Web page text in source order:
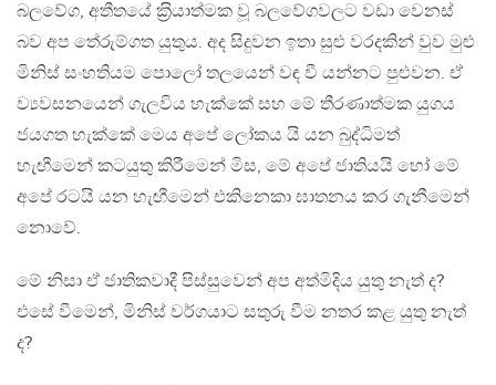
බලවේග, අතීතයේ ක‍්‍රියාත්මක වූ බලවේගවලට වඩා වෙනස්
බව අප තේරුම්ගත යුතුය. අද සිදුවන ඉතා සුළු වරදකින් වුව මුළු
මිනිස් සංහතියම පොලෝ තලයෙන් වඳ වී යන්නට පුළුවන. ඒ
ව්‍යවසනයෙන් ගැලවිය හැක්කේ සහ මේ තීරණාත්මක යුගය
ජයගත හැක්කේ මෙය අපේ ලෝකය යි යන බුද්ධිමත්
හැඟීමෙන් කටයුතු කිරීමෙන් මිස, මේ අපේ ජාතියයි හෝ මේ
අපේ රටයි යන හැඟීමෙන් එකිනෙකා ඝාතනය කර ගැනීමෙන්
නොවේ.
මේ නිසා ඒ ජාතිකවාදී පිස්සුවෙන් අප අත්මිදිය යුතු නැත් ද?
එසේ වීමෙන්, මිනිස් වර්ගයාට සතුරු වීම නතර කළ යුතු නැත්
ද?